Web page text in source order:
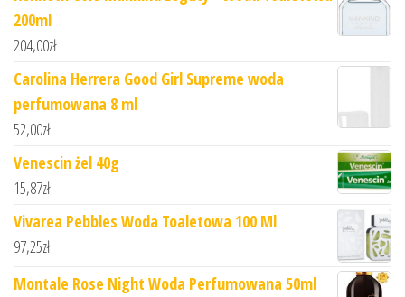
200ml
204,00zł
Carolina Herrera Good Girl Supreme woda
perfumowana 8 ml
52,00zł
Venescin żel 40g
15,87zł
Vivarea Pebbles Woda Toaletowa 100 Ml
97,25zł
Montale Rose Night Woda Perfumowana 50ml